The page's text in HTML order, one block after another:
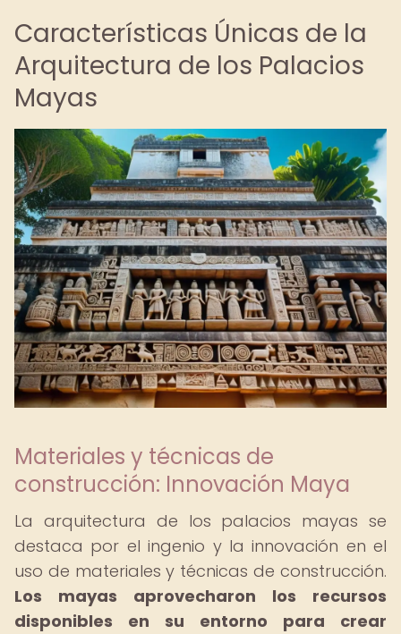
Características Únicas de la
Arquitectura de los Palacios
Mayas
Materiales y técnicas de
construcción: Innovación Maya
La arquitectura de los palacios mayas se
destaca por el ingenio y la innovación en el
uso de materiales y técnicas de construcción.
Los mayas aprovecharon los recursos
disponibles en su entorno para crear